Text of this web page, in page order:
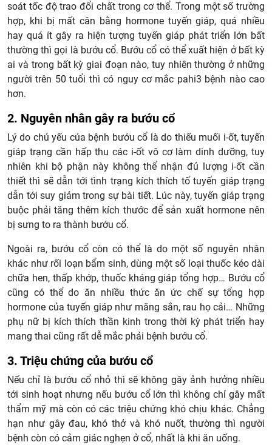
soát tốc độ trao đổi chất trong cơ thể. Trong một số trường
hợp, khi bị mất cân bằng hormone tuyến giáp, quá nhiều
hay quá ít gây ra hiện tượng tuyến giáp phát triển lớn bất
thường thì gọi là bướu cổ. Bướu cổ có thể xuất hiện ở bất kỳ
ai và trong bất kỳ giai đoạn nào, tuy nhiên thường ở những
người trên 50 tuổi thì có nguy cơ mắc pahi3 bệnh nào cao
hơn.
2. Nguyên nhân gây ra bướu cổ
Lý do chủ yếu của bệnh bướu cổ là do thiếu muối i-ốt, tuyến
giáp trạng cần hấp thu các i-ốt vô cơ làm dinh dưỡng, tuy
nhiên khi bộ phận này không thể nhận đủ lượng i-ốt cần
thiết thì sẽ dẫn tới tình trạng kích thích tố tuyến giáp trạng
dẫn tới suy giảm trong sự bài tiết. Lúc này, tuyến giáp trạng
buộc phải tăng thêm kích thước để sản xuất hormone nên
bị sưng to ra thành bướu cổ.
Ngoài ra, bướu cổ còn có thể là do một số nguyên nhân
khác như rối loạn bẩm sinh, dùng một số loại thuốc kéo dài
chữa hen, thấp khớp, thuốc kháng giáp tổng hợp… Bướu cổ
cũng có thể do ăn nhiều thức ăn ức chế sự tổng hợp
hormone của tuyến giáp như măng sắn, rau họ cải… Những
phụ nữ bị kích thích thần kinh trong thời kỳ phát triển hay
mang thai cũng rất dễ mắc phải bệnh bướu cổ.
3. Triệu chứng của bướu cổ
Nếu chỉ là bướu cổ nhỏ thì sẽ không gây ảnh hưởng nhiều
tới sinh hoạt nhưng nếu bướu cổ lớn thì không chỉ gây mất
thẩm mỹ mà còn có các triệu chứng khó chịu khác. Chẳng
hạn như gây đau, khó thở và khó nuốt, thường thì người
bệnh còn có cảm giác nghẹn ở cổ, nhất là khi ăn uống.